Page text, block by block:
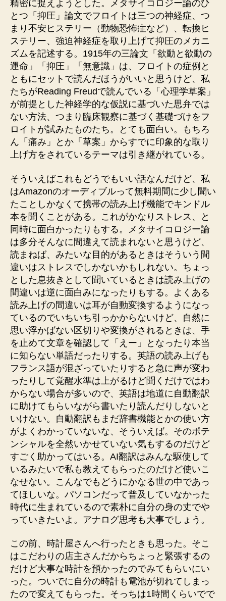
精密に捉えようとした。メタサイコロジー論のひ
とつ「抑圧」論文でフロイトは三つの神経症、つ
まり不安ヒステリー（動物恐怖症など）、転換ヒ
ステリー、強迫神経症を取り上げて抑圧のメカニ
ズムを記述する。1915年の三論文「欲動と欲動の
運命」「抑圧」「無意識」は、フロイトの症例と
ともにセットで読んだほうがいいと思うけど、私
たちがReading Freudで読んでいる「心理学草案」
が前提とした神経学的な仮説に基づいた思弁では
ない方法、つまり臨床観察に基づく基礎づけをフ
ロイトが試みたものたち。とても面白い。もちろ
ん「痛み」とか「草案」からすでに印象的な取り
上げ方をされているテーマは引き継がれている。
そういえばこれもどうでもいい話なんだけど、私
はAmazonのオーディブルって無料期間に少し聞い
たことしかなくて携帯の読み上げ機能でキンドル
本を聞くことがある。これがかなりストレス、と
同時に面白かったりもする。メタサイコロジー論
は多分そんなに間違えて読まれないと思うけど、
読まねば、みたいな目的があるときはそういう間
違いはストレスでしかないかもしれない。ちょっ
とした息抜きとして聞いているときは読み上げの
間違いは逆に面白みになったりもする。よくある
読み上げの間違いは耳が自動変換するようになっ
ているのでいちいち引っかからないけど、自然に
思い浮かばない区切りや変換がされるときは、手
を止めて文章を確認して「えー」となったり本当
に知らない単語だったりする。英語の読み上げも
フランス語が混ざっていたりすると急に声が変わ
ったりして覚醒水準は上がるけど聞くだけではわ
からない場合が多いので、英語は地道に自動翻訳
に助けてもらいながら書いたり読んだりしないと
いけない。自動翻訳もまだ辞書機能とかの使い方
がよくわかっていないな、そういえば。そのポテ
ンシャルを全然いかせていない気もするのだけど
すごく助かってはいる。AI翻訳はみんな駆使して
いるみたいで私も教えてもらったのだけど使いこ
なせない。こんなでもどうにかなる世の中であっ
てほしいな。パソコンだって普及していなかった
時代に生まれているので素朴に自分の身の丈でや
っていきたいよ。アナログ思考も大事でしょう。
この前、時計屋さんへ行ったときも思った。そこ
はこだわりの店主さんだからちょっと緊張するの
だけど大事な時計を預かったのでみてもらいにい
った。ついでに自分の時計も電池が切れてしまっ
たので変えてもらった。そっちは1時間くらいでで